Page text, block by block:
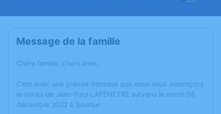
Message de la famille
Chère famille, chers amis,
C’est avec une grande tristesse que nous vous annonçons
le décès de Jean-Paul LAFENETRE survenu le mardi 06
décembre 2022 à Saumur.